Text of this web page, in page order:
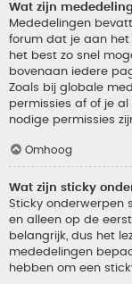
Wat zijn
Mededelingen
forum dat je aan het
het best zo snel
bovenaan iedere
Zoals bij globale
permissies af of je
nodige permissies
Omhoog
Wat zijn sticky
Sticky onderwerpen
en alleen op de
belangrijk, dus het
mededelingen
hebben om een